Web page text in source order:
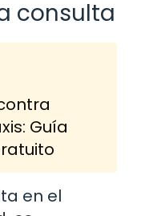
consulta
Guía
en el